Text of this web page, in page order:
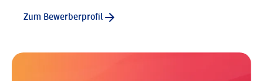
Zum Bewerberprofil